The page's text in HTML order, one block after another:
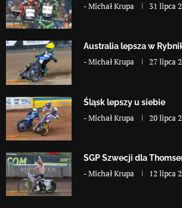
-Michał Krupa 31 lipca
Australia lepsza w
-Michał Krupa 27 lipca
Śląsk lepszy u siebie
-Michał Krupa 20 lipca
SGP Szwecji dla
-Michał Krupa 12 lipca